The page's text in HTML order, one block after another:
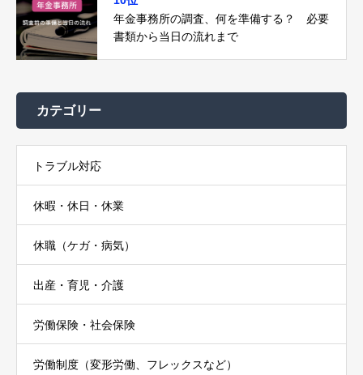
年金事務所の調査、何を準備する？ 必要
書類から当日の流れまで
カテゴリー
トラブル対応
休暇・休日・休業
休職（ケガ・病気）
出産・育児・介護
労働保険・社会保険
労働制度（変形労働、フレックスなど）